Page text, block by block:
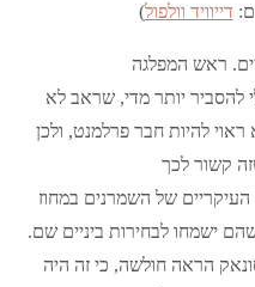
דייוויד וולפול)
ראש המפלגה
להסביר יותר מדי, שראב לא
להיות חבר פרלמנט, ולכן
קשור לכך
של השמרנים במחוז
ישמחו לבחירות ביניים שם.
הראה חולשה, כי זה היה